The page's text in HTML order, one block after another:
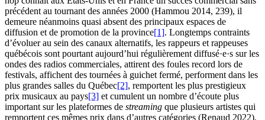
précédent au tournant des années 2000 (Hammou 2014, 239), il
demeure néanmoins quasi absent des principaux espaces de
diffusion et de promotion de la province[1]. Longtemps contraints
d’évoluer au sein des canaux alternatifs, les rappeurs et rappeuses
québécois sont pourtant aujourd’hui régulièrement diffusé·e·s sur les
ondes des radios commerciales, attirent des foules record lors de
festivals, affichent des tournées à guichet fermé, performent dans les
plus grandes salles du Québec[2], remportent les plus prestigieux
prix musicaux au pays[3] et cumulent un nombre d’écoute plus
important sur les plateformes de streaming que plusieurs artistes qui
remportent ces mêmes prix dans d’autres catégories (Renaud 2022).